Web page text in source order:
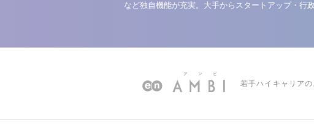
など独自機能が充実。大手からスタートアップ・行
若手ハイキャリア